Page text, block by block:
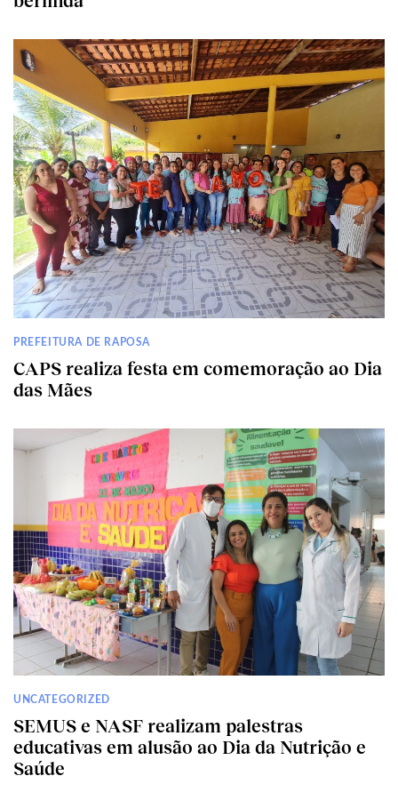
PREFEITURA DE RAPOSA
CAPS realiza festa em comemoração ao Dia
das Mães
UNCATEGORIZED
SEMUS e NASF realizam palestras
educativas em alusão ao Dia da Nutrição e
Saúde